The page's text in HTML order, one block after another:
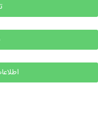
تماس
نوبت
اطلاعات